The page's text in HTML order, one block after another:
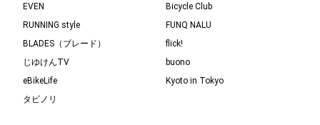
EVEN
Bicycle Club
RUNNING style
FUNQ NALU
BLADES（ブレード）
flick!
じゆけんTV
buono
eBikeLife
Kyoto in Tokyo
タビノリ